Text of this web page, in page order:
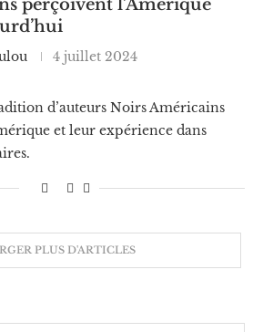
perçoivent l’Amérique
4 juillet 2024
d’auteurs Noirs Américains
et leur expérience dans
PLUS D'ARTICLES